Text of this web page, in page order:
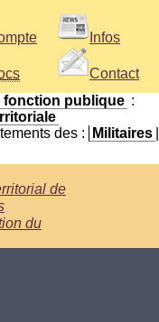
Infos
Contact
fonction publique :
des :
Militaires
de
du